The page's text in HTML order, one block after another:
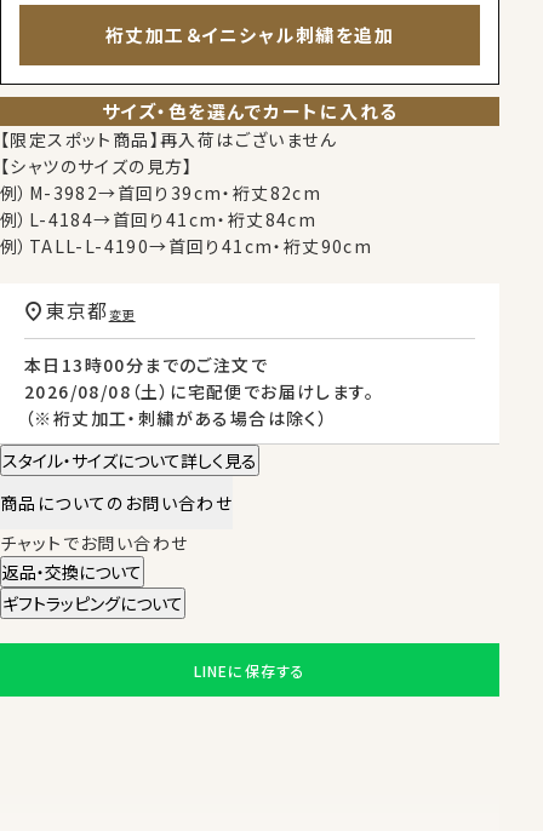
裄丈加工＆イニシャル刺繍を追加
サイズ・色を選んでカートに入れる
【限定スポット商品】再入荷はございません
【シャツのサイズの見方】
例）M-3982→首回り39cm・裄丈82cm
例）L-4184→首回り41cm・裄丈84cm
例）TALL-L-4190→首回り41cm・裄丈90cm
本日 13時00分までのご注文で
2026/08/08（土） に宅配便 でお届けします。
（※裄丈加工・刺繍がある場合は除く）
東京都変更
スタイル・サイズについて詳しく見る
商品についてのお問い合わせ
チャットでお問い合わせ
返品・交換について
ギフトラッピングについて
LINEに保存する